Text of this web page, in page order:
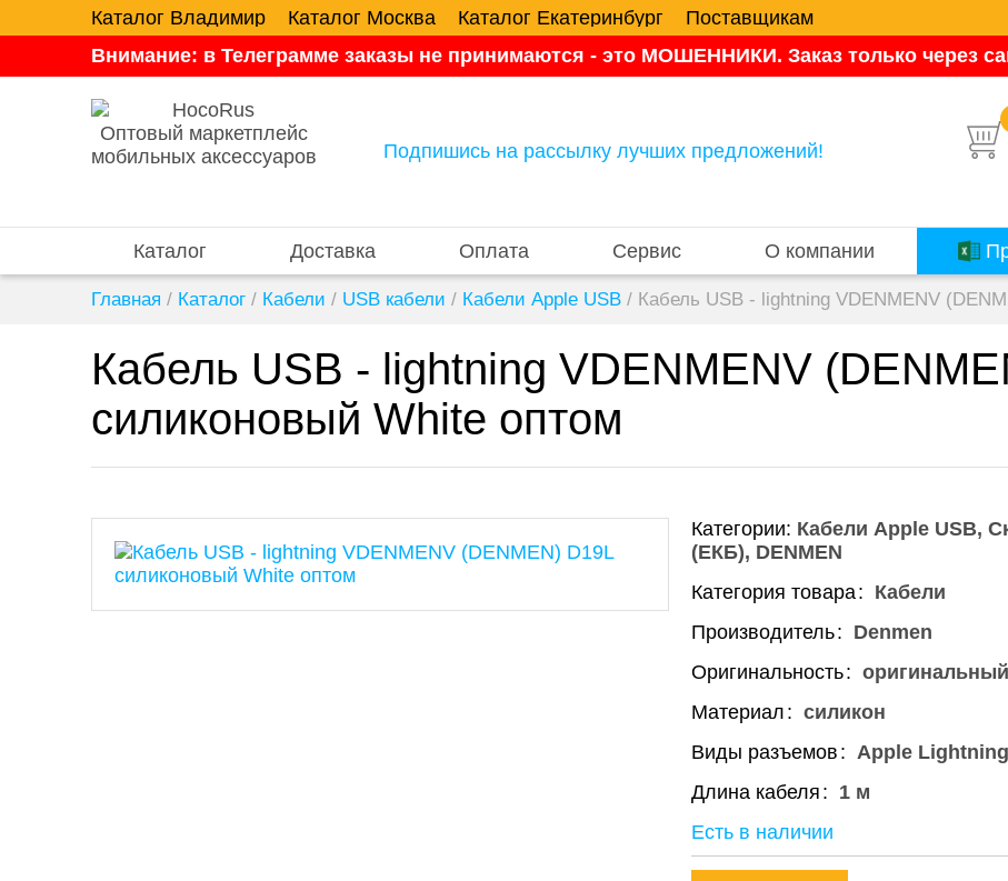
Каталог Владимир Каталог Москва Каталог Екатеринбург
Поставщикам
Внимание: в Телеграмме заказы не принимаются - это МОШЕННИКИ. Заказ только через
Оптовый маркетплейс
мобильных аксессуаров
Подпишись на рассылку лучших предложений!
Каталог Доставка Оплата Сервис О компании
Главная / Каталог / Кабели / USB кабели / Кабели Apple USB / Кабель USB - lightning VDENMENV
Кабель USB - lightning VDENMENV
силиконовый White оптом
Категории: Кабели Apple USB
(ЕКБ) DENMEN
Категория товара
Кабели
Производитель
Denmen
Оригинальность оригинальный
Материал силикон
Виды разъемов Apple Lightning
Длина кабеля
1 м
Есть в наличии